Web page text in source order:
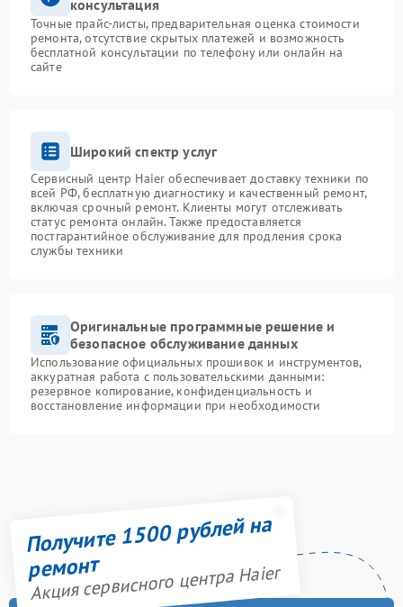
консультация
Точные прайс-листы, предварительная оценка стоимости
ремонта, отсутствие скрытых платежей и возможность
бесплатной консультации по телефону или онлайн на
сайте
Широкий спектр услуг
Сервисный центр Haier обеспечивает доставку техники по
всей РФ, бесплатную диагностику и качественный ремонт,
включая срочный ремонт. Клиенты могут отслеживать
статус ремонта онлайн. Также предоставляется
постгарантийное обслуживание для продления срока
службы техники
Оригинальные программные решение и
безопасное обслуживание данных
Использование официальных прошивок и инструментов,
аккуратная работа с пользовательскими данными:
резервное копирование, конфиденциальность и
восстановление информации при необходимости
Получите 1500 рублей на
ремонт
Акция сервисного центра Haier